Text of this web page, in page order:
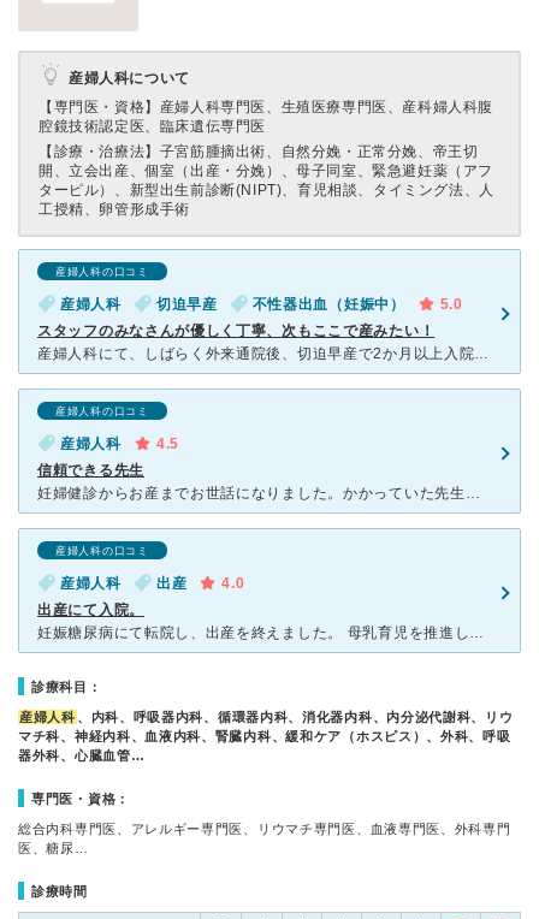
産婦人科について
【専門医・資格】 産婦人科専門医、生殖医療専門医、産科婦人科腹
腔鏡技術認定医、臨床遺伝専門医
【診療・治療法】 子宮筋腫摘出術、自然分娩・正常分娩、帝王切
開、立会出産、個室（出産・分娩）、母子同室、緊急避妊薬（アフ
ターピル）、新型出生前診断(NIPT)、育児相談、タイミング法、人
工授精、卵管形成手術
産婦人科の口コミ
産婦人科 切迫早産 不性器出血（妊娠中）
5.0
スタッフのみなさんが優しく丁寧、次もここで産みたい！
産婦人科にて、しばらく外来通院後、切迫早産で2か月以上入院、一度退院後に出産しました。 早産予防の点滴治療のおかげで無事正産期に出産できました。 主治医の先生のお人柄がすばらしく、土日祝日を含め、
産婦人科の口コミ
産婦人科
4.5
信頼できる先生
妊婦健診からお産までお世話になりました。かかっていた先生がとても人気のある先生らしく、予約しないと2時間待ちとかざらだそうです。先生はとても温和で優しく、男の先生だと嫌な内診もそこまで嫌悪感とかなかっ
産婦人科の口コミ
産婦人科 出産
4.0
出産にて入院。
妊娠糖尿病にて転院し、出産を終えました。 母乳育児を推進していましたが、そこまで厳しくなく、授乳室などがあってセルフで体重を測ったり、ミルクを作ったりできて良かったです。 病棟は比較的新しくて綺麗
診療科目：
産婦人科 、内科、呼吸器内科、循環器内科、消化器内科、内分泌代謝科、リウ
マチ科、神経内科、血液内科、腎臓内科、緩和ケア（ホスピス）、外科、呼吸
器外科、心臓血管…
専門医・資格：
総合内科専門医、アレルギー専門医、リウマチ専門医、血液専門医、外科専門
医、糖尿…
診療時間